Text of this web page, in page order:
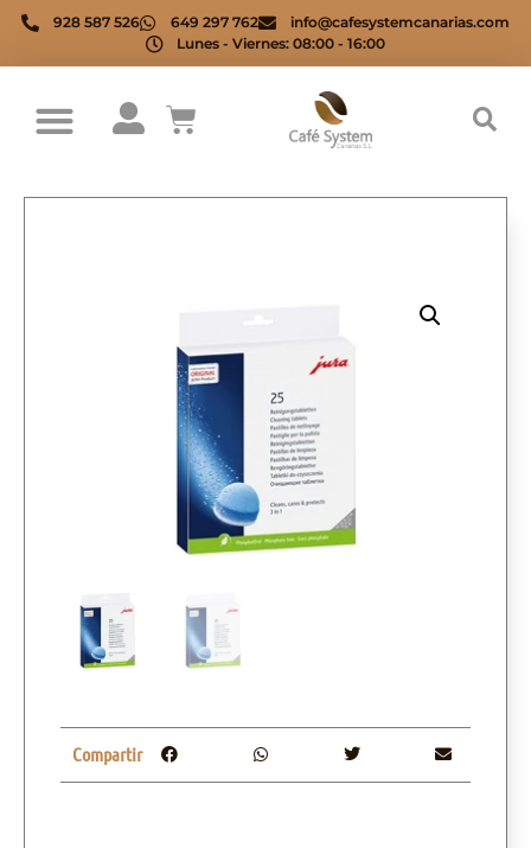
928 587 526 649 297 762
info@cafesystemcanarias.com
Lunes - Viernes: 08:00 - 16:00
Compartir